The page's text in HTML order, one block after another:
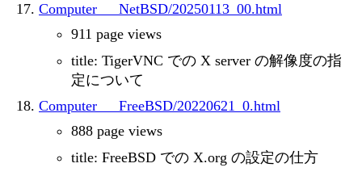
Computer___NetBSD/20250113_00.html
911 page views
title: TigerVNC での X server の解像度の指
定について
Computer___FreeBSD/20220621_0.html
888 page views
title: FreeBSD での X.org の設定の仕方